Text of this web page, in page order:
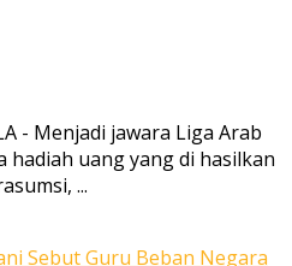
- Menjadi jawara Liga Arab
hadiah uang yang di hasilkan
...